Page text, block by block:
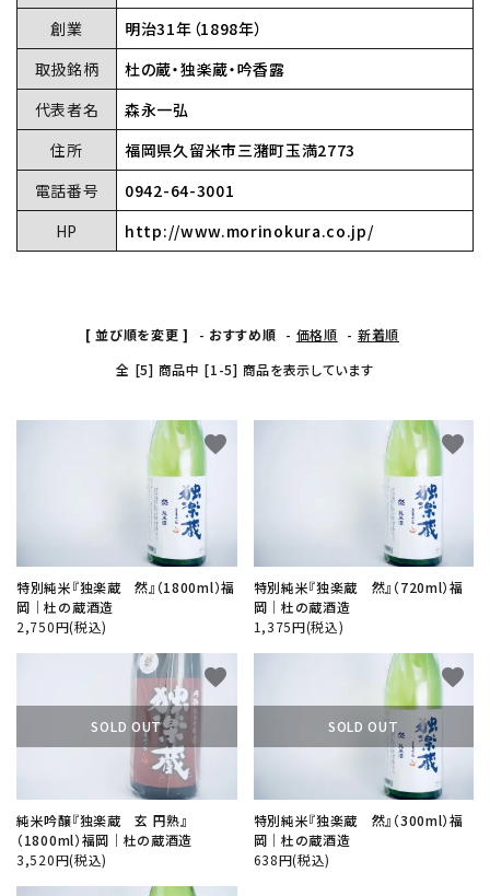
創業
明治31年（1898年）
取扱銘柄
杜の蔵・独楽蔵・吟香露
代表者名
森永一弘
住所
福岡県久留米市三潴町玉満2773
電話番号
0942-64-3001
HP
http://www.morinokura.co.jp/
[ 並び順を変更 ] - おすすめ順 - 価格順 - 新着順
全 [5] 商品中 [1-5] 商品を表示しています
特別純米『独楽蔵 然』（1800ml）福
岡│杜の蔵酒造
2,750円(税込)
favorite
特別純米『独楽蔵 然』（720ml）福
岡│杜の蔵酒造
1,375円(税込)
favorite
SOLD OUT
純米吟醸『独楽蔵 玄 円熟』
（1800ml）福岡│杜の蔵酒造
3,520円(税込)
favorite
SOLD OUT
特別純米『独楽蔵 然』（300ml）福
岡│杜の蔵酒造
638円(税込)
favorite
検索する